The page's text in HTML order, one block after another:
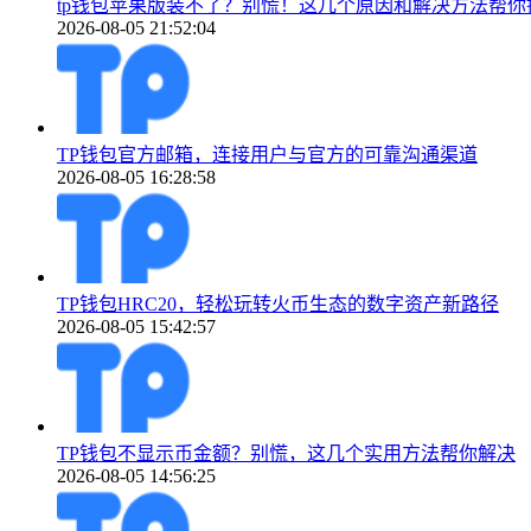
tp钱包苹果版装不了？别慌！这几个原因和解决方法帮你
2026-08-05 21:52:04
TP钱包官方邮箱，连接用户与官方的可靠沟通渠道
2026-08-05 16:28:58
TP钱包HRC20，轻松玩转火币生态的数字资产新路径
2026-08-05 15:42:57
TP钱包不显示币金额？别慌，这几个实用方法帮你解决
2026-08-05 14:56:25